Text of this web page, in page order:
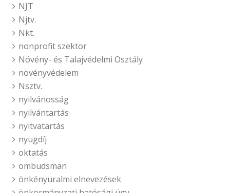
NJT
Njtv.
Nkt.
nonprofit szektor
Növény- és Talajvédelmi Osztály
növényvédelem
Nsztv.
nyilvánosság
nyilvántartás
nyitvatartás
nyugdíj
oktatás
ombudsman
önkényuralmi elnevezések